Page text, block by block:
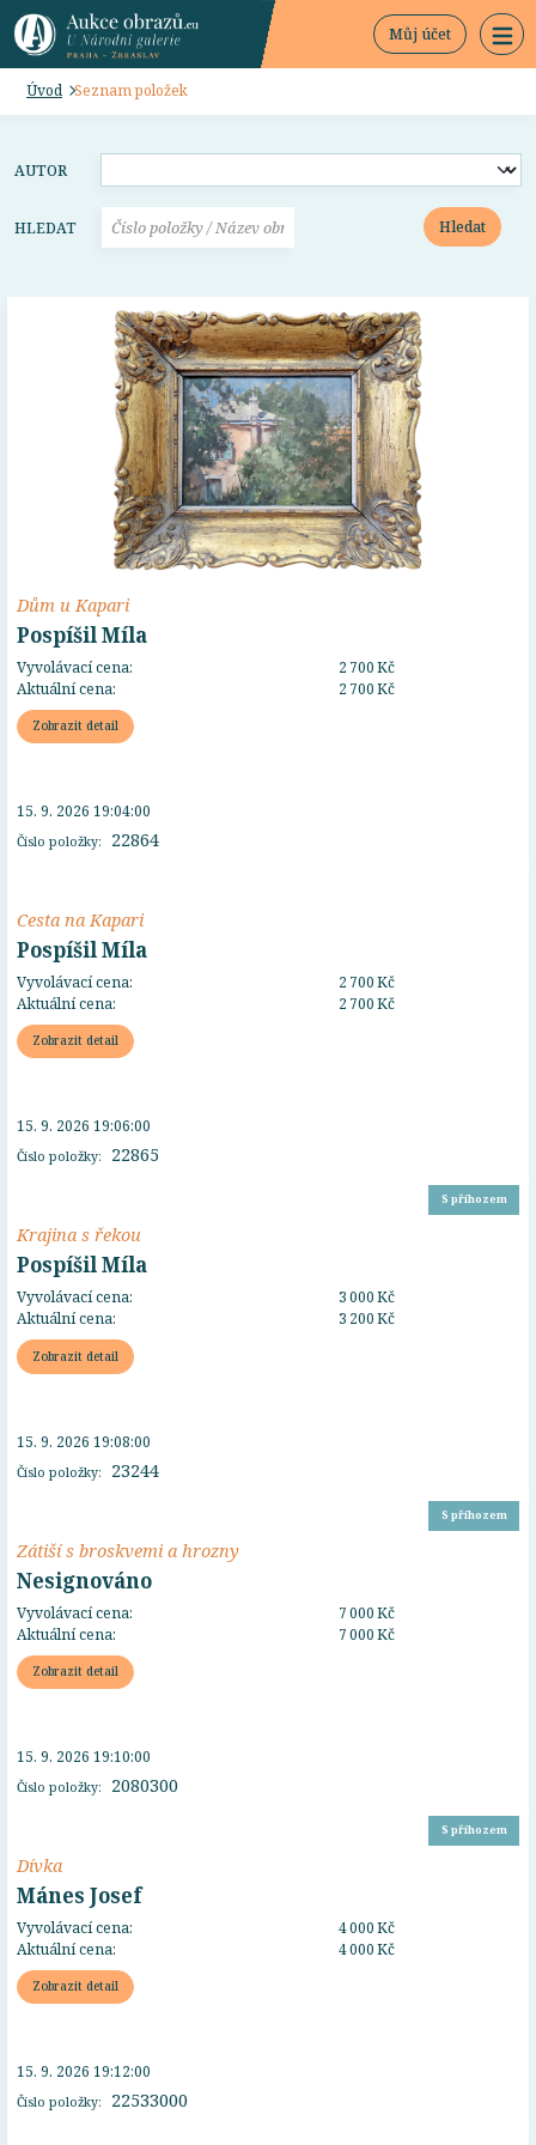
Můj účet
Úvod Seznam položek
AUTOR
HLEDAT Hledat
Dům u Kapari
Pospíšil Míla
Vyvolávací cena:
2 700 Kč
Aktuální cena:
2 700 Kč
Zobrazit detail
Číslo položky: 22864
15. 9. 2026 19:04:00
Cesta na Kapari
Pospíšil Míla
Vyvolávací cena:
2 700 Kč
Aktuální cena:
2 700 Kč
Zobrazit detail
Číslo položky: 22865
15. 9. 2026 19:06:00
S příhozem
Krajina s řekou
Pospíšil Míla
Vyvolávací cena:
3 000 Kč
Aktuální cena:
3 200 Kč
Zobrazit detail
Číslo položky: 23244
15. 9. 2026 19:08:00
S příhozem
Zátiší s broskvemi a hrozny
Nesignováno
Vyvolávací cena:
7 000 Kč
Aktuální cena:
7 000 Kč
Zobrazit detail
Číslo položky: 2080300
15. 9. 2026 19:10:00
S příhozem
Dívka
Mánes Josef
Vyvolávací cena:
4 000 Kč
Aktuální cena:
4 000 Kč
Zobrazit detail
Číslo položky: 22533000
15. 9. 2026 19:12:00